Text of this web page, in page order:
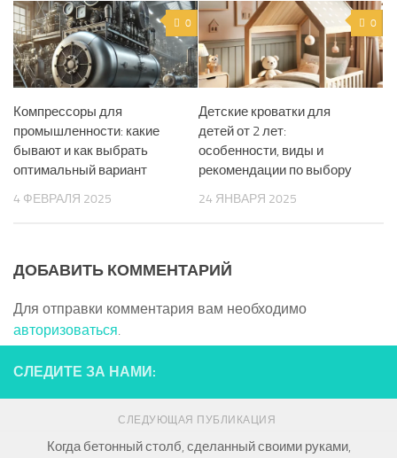
0
Компрессоры для
промышленности: какие
бывают и как выбрать
оптимальный вариант
4 ФЕВРАЛЯ 2025
0
Детские кроватки для
детей от 2 лет:
особенности, виды и
рекомендации по выбору
24 ЯНВАРЯ 2025
ДОБАВИТЬ КОММЕНТАРИЙ
Для отправки комментария вам необходимо
авторизоваться.
СЛЕДИТЕ ЗА НАМИ:
СЛЕДУЮЩАЯ ПУБЛИКАЦИЯ
Когда бетонный столб, сделанный своими руками,